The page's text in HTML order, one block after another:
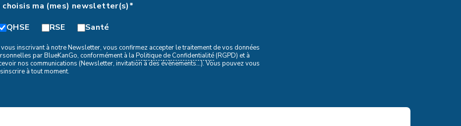
choisis ma (mes) newsletter(s)*
QHSE
RSE Santé
vous inscrivant à notre Newsletter, vous confirmez accepter le traitement de vos données
par BlueKanGo, conformément à la Politique de Confidentialité(RGPD) et à
nos communications (Newsletter, invitation à des évènements...). Vous pouvez vous
à tout moment.